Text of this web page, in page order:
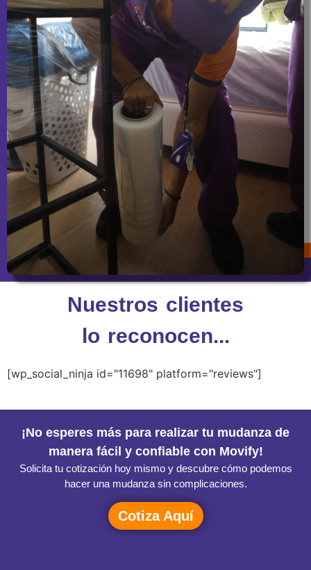
Nuestros clientes
lo reconocen...
[wp_social_ninja id="11698" platform="reviews"]
¡No esperes más para realizar tu mudanza de
manera fácil y confiable con Movify!
Solicita tu cotización hoy mismo y descubre cómo podemos
hacer una mudanza sin complicaciones.
Cotiza Aquí